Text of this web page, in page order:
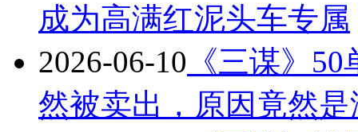
成为高满红泥头车专属
2026-06-10 《三谋》
然被卖出，原因竟然